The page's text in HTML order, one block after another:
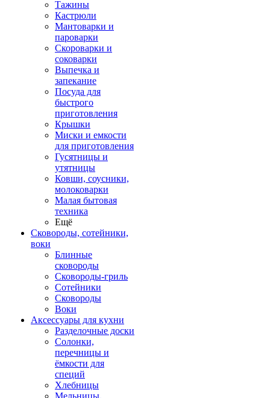
Тажины
Кастрюли
Мантоварки и
пароварки
Скороварки и
соковарки
Выпечка и
запекание
Посуда для
быстрого
приготовления
Крышки
Миски и емкости
для приготовления
Гусятницы и
утятницы
Ковши, соусники,
молоковарки
Малая бытовая
техника
Ещё
Сковороды, сотейники,
воки
Блинные
сковороды
Сковороды-гриль
Сотейники
Сковороды
Воки
Аксессуары для кухни
Разделочные доски
Солонки,
перечницы и
ёмкости для
специй
Хлебницы
Мельницы.